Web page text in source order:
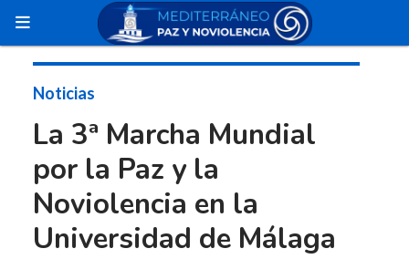
La 3ª Marcha Mundial
por la Paz y la
Noviolencia en la
Universidad de Málaga
Noticias